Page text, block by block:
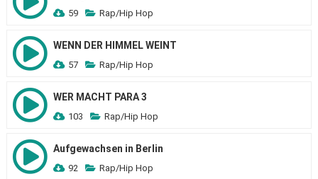
59 Rap/Hip Hop
WENN DER HIMMEL WEINT
57 Rap/Hip Hop
WER MACHT PARA 3
103 Rap/Hip Hop
Aufgewachsen in Berlin
92 Rap/Hip Hop